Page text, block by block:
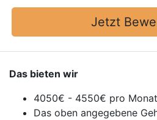
Jetzt
Das bieten wir
4050€ - 4550€ pro Monat
Das oben angegebene